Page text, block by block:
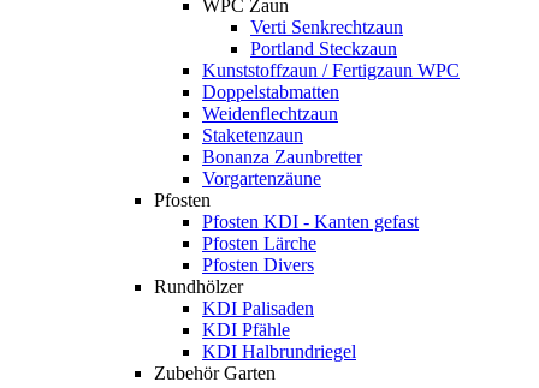
WPC Zaun
Verti Senkrechtzaun
Portland Steckzaun
Kunststoffzaun / Fertigzaun WPC
Doppelstabmatten
Weidenflechtzaun
Staketenzaun
Bonanza Zaunbretter
Vorgartenzäune
Pfosten
Pfosten KDI - Kanten gefast
Pfosten Lärche
Pfosten Divers
Rundhölzer
KDI Palisaden
KDI Pfähle
KDI Halbrundriegel
Zubehör Garten